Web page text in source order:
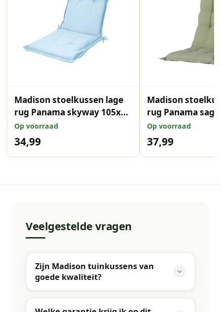
Madison stoelkussen lage
rug Panama skyway 105x50
cm
Op voorraad
34,99
Madison
rug Panama
cm
Op voorraad
37,99
Veelgestelde vragen
Zijn Madison tuinkussens van
goede kwaliteit?